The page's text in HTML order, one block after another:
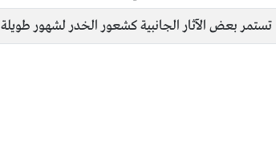
تستمر بعض الآثار الجانبية كشعور الخدر لشهور طويلة